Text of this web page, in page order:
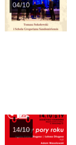
04/10
14/10